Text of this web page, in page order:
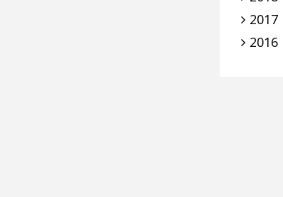
2017
2016